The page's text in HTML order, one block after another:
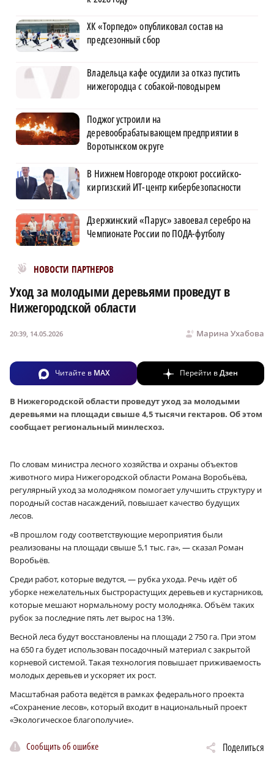
ХК «Торпедо» опубликовал состав на
предсезонный сбор
Владельца кафе осудили за отказ пустить
нижегородца с собакой-поводырем
Поджог устроили на
деревообрабатывающем предприятии в
Воротынском округе
В Нижнем Новгороде откроют российско-
киргизский ИТ-центр кибербезопасности
Дзержинский «Парус» завоевал серебро на
Чемпионате России по ПОДА-футболу
НОВОСТИ ПАРТНЕРОВ
Новости МирТесен
Уход за молодыми деревьями проведут в
Нижегородской области
Марина Ухабова
20:39, 14.05.2026
Читайте в MAX Перейти вДзен
В Нижегородской области проведут уход за молодыми
деревьями на площади свыше 4,5 тысячи гектаров. Об этом
сообщает региональный минлесхоз.
По словам министра лесного хозяйства и охраны объектов
животного мира Нижегородской области Романа Воробьёва,
регулярный уход за молодняком помогает улучшить структуру и
породный состав насаждений, повышает качество будущих
лесов.
«В прошлом году соответствующие мероприятия были
реализованы на площади свыше 5,1 тыс. га», — сказал Роман
Воробьёв.
Среди работ, которые ведутся, — рубка ухода. Речь идёт об
уборке нежелательных быстрорастущих деревьев и кустарников,
которые мешают нормальному росту молодняка. Объём таких
рубок за последние пять лет вырос на 13%.
Весной леса будут восстановлены на площади 2 750 га. При этом
на 650 га будет использован посадочный материал с закрытой
корневой системой. Такая технология повышает приживаемость
молодых деревьев и ускоряет их рост.
Масштабная работа ведётся в рамках федерального проекта
«Сохранение лесов», который входит в национальный проект
«Экологическое благополучие».
Сообщить об ошибке Поделиться